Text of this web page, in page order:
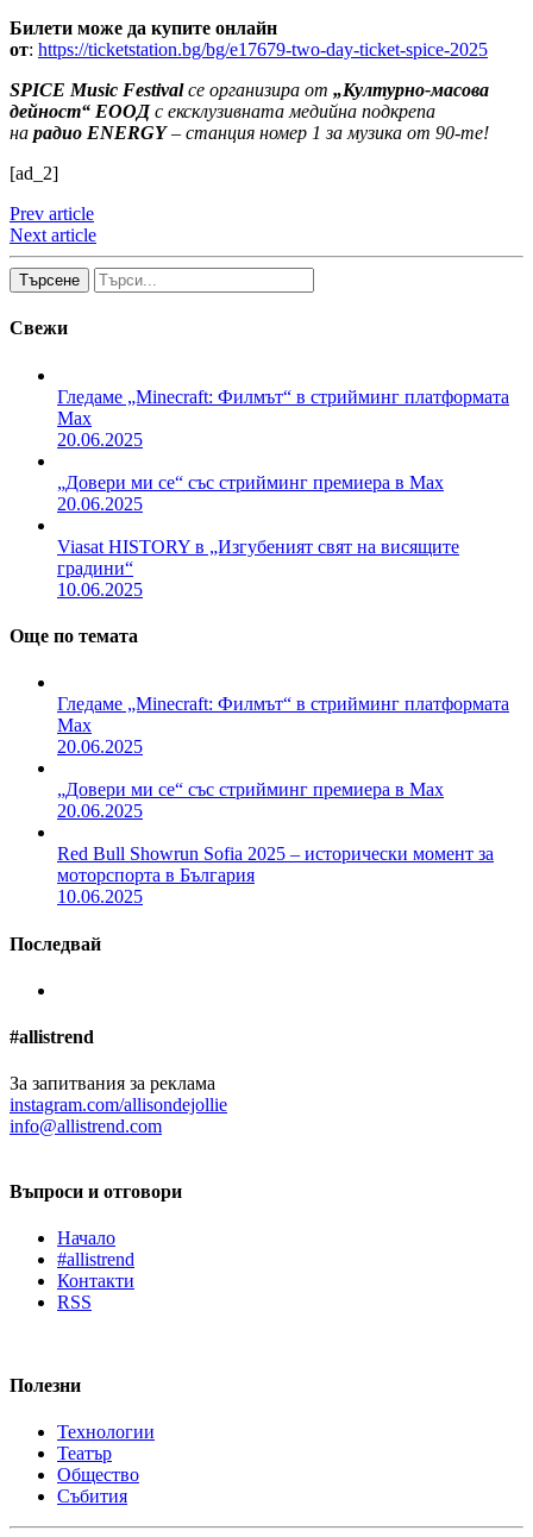
Билети може да купите онлайн
от: https://ticketstation.bg/bg/e17679-two-day-ticket-spice-2025
SPICE Music Festivalсе организира от „Културно-масова
дейност“ ЕООДс ексклузивната медийна подкрепа
на радио ENERGY– станция номер 1 за музика от 90-те!
[ad_2]
Prev article
Next article
Търсене
Свежи
Гледаме „Minecraft: Филмът“ в стрийминг платформата
Max
20.06.2025
„Довери ми се“ със стрийминг премиера в Max
20.06.2025
Viasat HISTORY в „Изгубеният свят на висящите
градини“
10.06.2025
Още по темата
Гледаме „Minecraft: Филмът“ в стрийминг платформата
Max
20.06.2025
„Довери ми се“ със стрийминг премиера в Max
20.06.2025
Red Bull Showrun Sofia 2025 – исторически момент за
моторспорта в България
10.06.2025
Последвай
#allistrend
За запитвания за реклама
instagram.com/allisondejollie
info@allistrend.com
Въпроси и отговори
Начало
#allistrend
Контакти
RSS
Полезни
Технологии
Театър
Общество
Събития